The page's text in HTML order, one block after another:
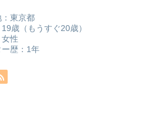
：東京都
歳（もうすぐ20歳）
性
ー歴：1年